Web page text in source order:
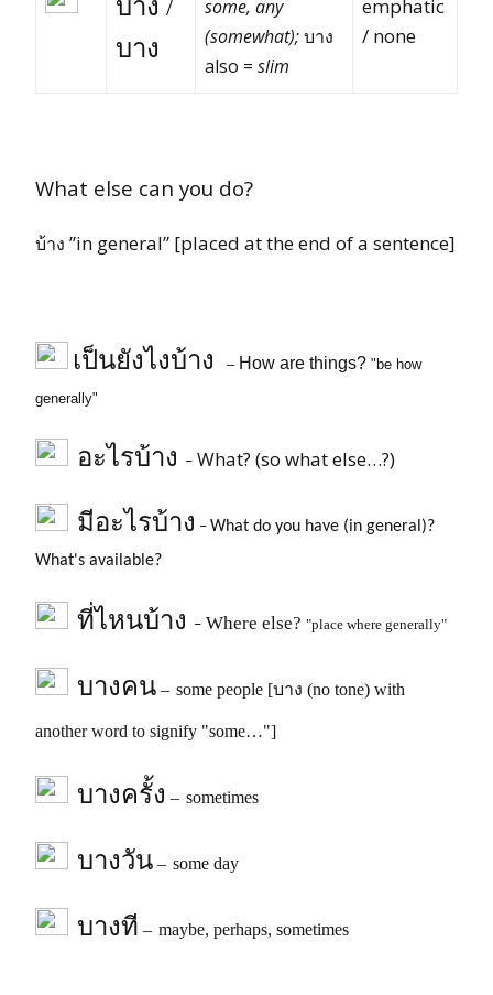
บ้าง /
บาง
some, any
(somewhat);บาง
also = slim
emphatic
/ none
What else can you do?
บ้าง ”in general” [placed at the end of a sentence]
เป็นยังไงบ้าง – How are things? "be how
generally"
อะไรบ้าง – What? (so what else…?)
มีอะไรบ้าง – What do you have (in general)?
What's available?
ที่ไหนบ้าง – Where else? "place where generally"
บางคน – some people [บาง (no tone) with
another word to signify "some…"]
บางครั้ง – sometimes
บางวัน – some day
บางที – maybe, perhaps, sometimes